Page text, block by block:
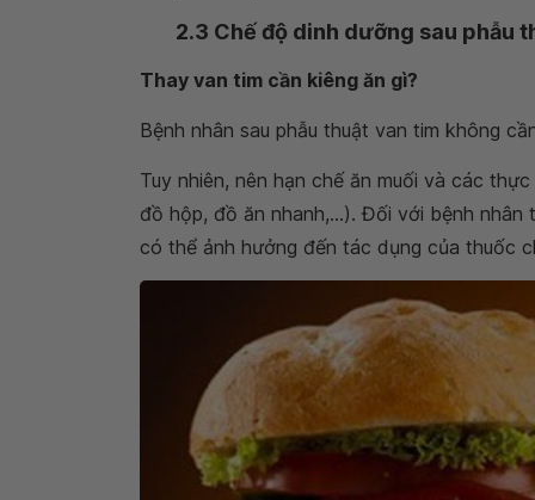
2.3 Chế độ dinh dưỡng sau phẫu
Thay van tim cần kiêng ăn gì?
Bệnh nhân sau phẫu thuật van tim không
Tuy nhiên, nên hạn chế ăn muối và các
đồ hộp, đồ ăn nhanh,...). Đối với bệnh
có thể ảnh hưởng đến tác dụng của thuốc